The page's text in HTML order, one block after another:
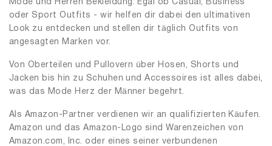
Mode und Herren Bekleidung. Egal ob Casual, Business
oder Sport Outfits - wir helfen dir dabei den ultimativen
Look zu entdecken und stellen dir täglich Outfits von
angesagten Marken vor.
Von Oberteilen und Pullovern über Hosen, Shorts und
Jacken bis hin zu Schuhen und Accessoires ist alles dabei,
was das Mode Herz der Männer begehrt.
Als Amazon-Partner verdienen wir an qualifizierten Käufen.
Amazon und das Amazon-Logo sind Warenzeichen von
Amazon.com, Inc. oder eines seiner verbundenen